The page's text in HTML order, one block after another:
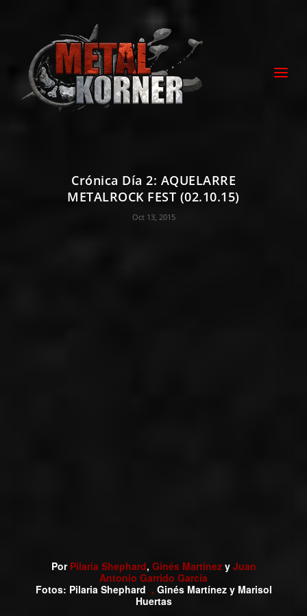
Crónica Día 2: AQUELARRE
METALROCK FEST (02.10.15)
Oct 13, 2015
Por Pilaria Shephard, Ginés Martínez y Juan
Antonio Garrido García
Fotos: Pilaria Shephard , Ginés Martínez y Marisol
Huertas